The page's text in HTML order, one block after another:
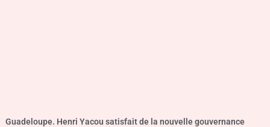
Guadeloupe. Henri Yacou satisfait de la nouvelle gouvernance